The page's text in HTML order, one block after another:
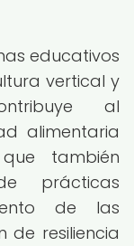
educativos
vertical y
al
alimentaria
también
prácticas
de las
de resiliencia